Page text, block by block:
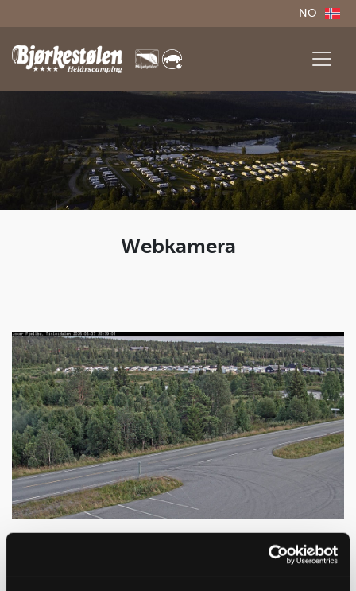
NO
Webkamera